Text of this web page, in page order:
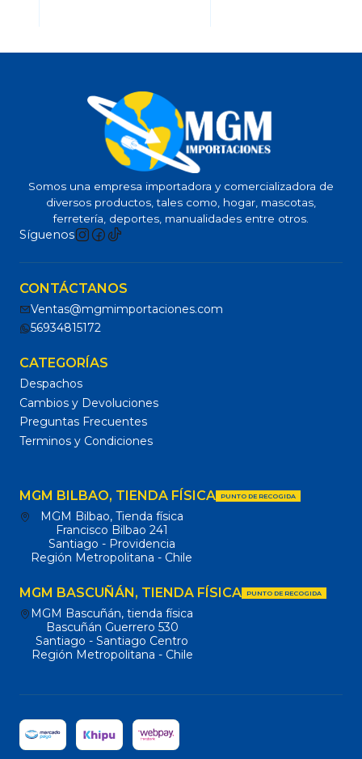
Somos una empresa importadora y comercializadora de
diversos productos, tales como, hogar, mascotas,
ferretería, deportes, manualidades entre otros.
Síguenos
CONTÁCTANOS
Ventas@mgmimportaciones.com
56934815172
CATEGORÍAS
Despachos
Cambios y Devoluciones
Preguntas Frecuentes
Terminos y Condiciones
MGM BILBAO, TIENDA FÍSICA PUNTO DE RECOGIDA
MGM Bilbao, Tienda física
Francisco Bilbao 241
Santiago - Providencia
Región Metropolitana - Chile
MGM BASCUÑÁN, TIENDA FÍSICA PUNTO DE RECOGIDA
MGM Bascuñán, tienda física
Bascuñán Guerrero 530
Santiago - Santiago Centro
Región Metropolitana - Chile